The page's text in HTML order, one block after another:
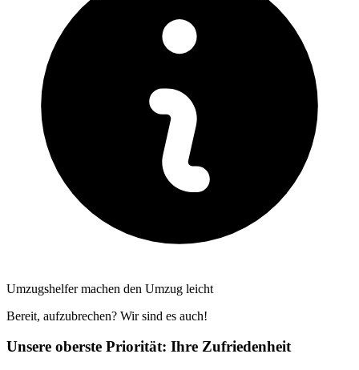
Umzugshelfer machen den Umzug leicht
Bereit, aufzubrechen? Wir sind es auch!
Unsere oberste Priorität: Ihre Zufriedenheit